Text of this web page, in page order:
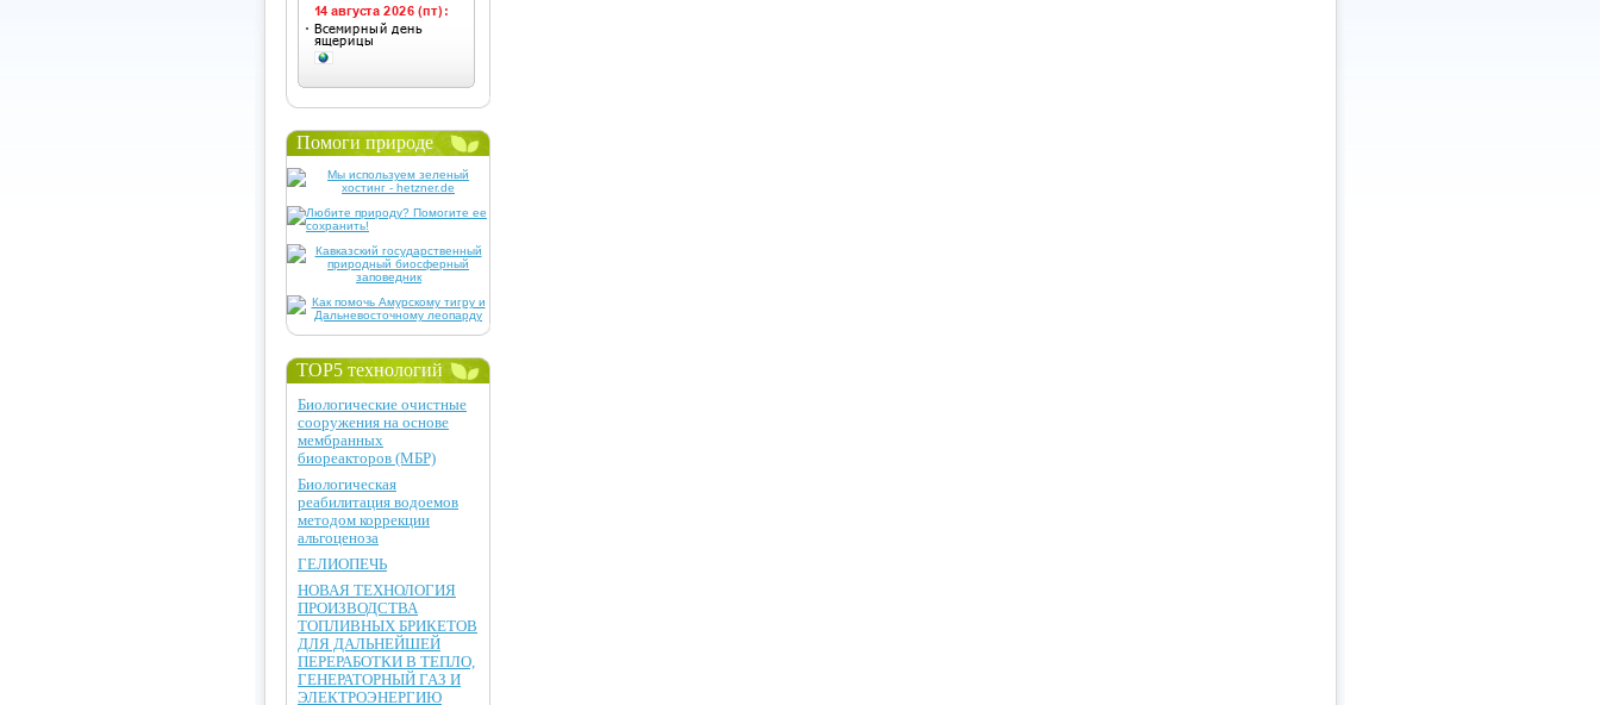
Помоги природе
TOP5 технологий
Биологические очистные
сооружения на основе
мембранных
биореакторов (МБР)
Биологическая
реабилитация водоемов
методом коррекции
альгоценоза
ГЕЛИОПЕЧЬ
НОВАЯ ТЕХНОЛОГИЯ
ПРОИЗВОДСТВА
ТОПЛИВНЫХ БРИКЕТОВ
ДЛЯ ДАЛЬНЕЙШЕЙ
ПЕРЕРАБОТКИ В ТЕПЛО,
ГЕНЕРАТОРНЫЙ ГАЗ И
ЭЛЕКТРОЭНЕРГИЮ